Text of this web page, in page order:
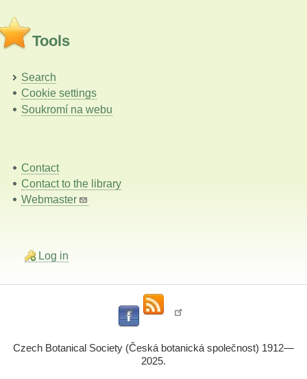
Tools
Search
Cookie settings
Soukromí na webu
Contact
Contact to the library
Webmaster
Log in
Czech Botanical Society (Česká botanická společnost) 1912—
2025.